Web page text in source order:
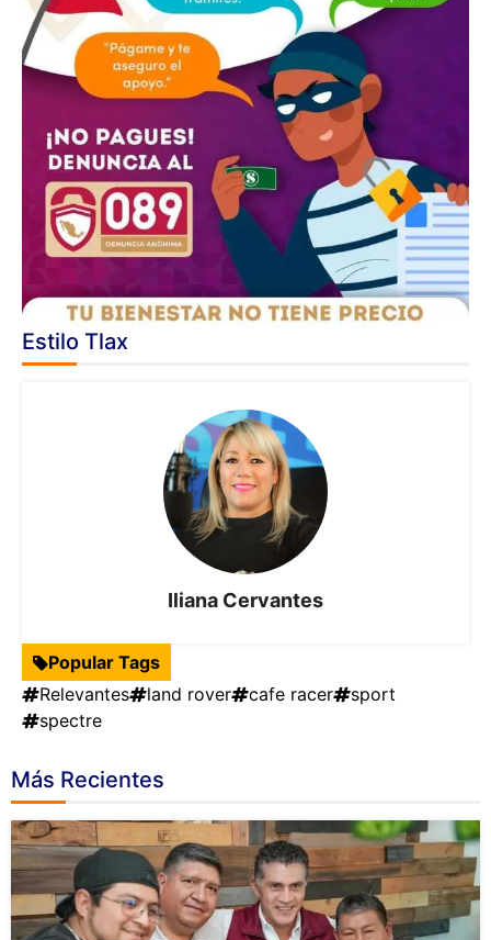
Estilo Tlax
Iliana Cervantes
Popular Tags
Relevantes
land rover cafe racer
sport
spectre
Más Recientes